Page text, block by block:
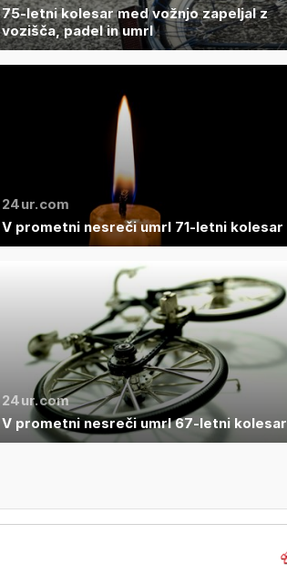
75-letni kolesar med vožnjo zapeljal z
vozišča, padel in umrl
24ur.com
V prometni nesreči umrl 71-letni kolesar
24ur.com
V prometni nesreči umrl 67-letni kolesar